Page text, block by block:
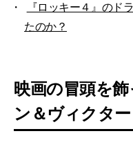
『ロッキー４』のド
たのか？
映画の冒頭を
ン＆ヴィクター